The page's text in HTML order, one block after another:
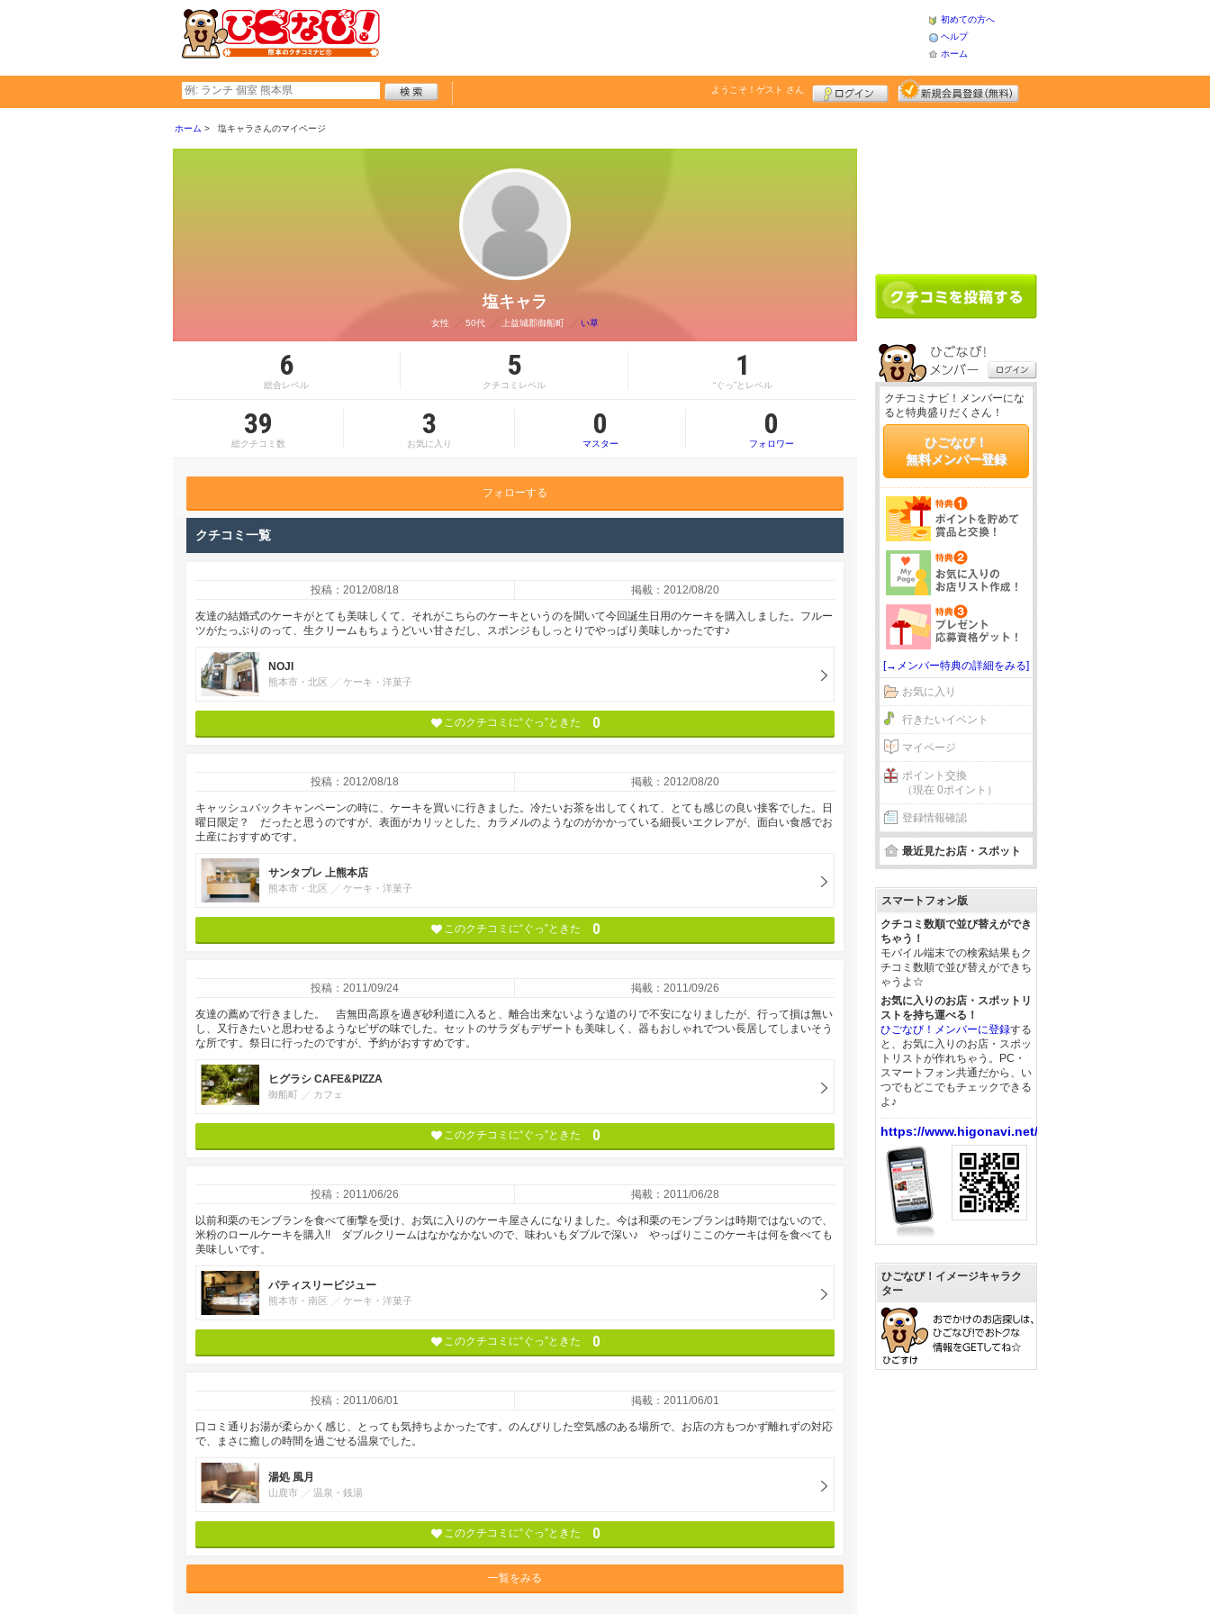
初めての方へ
ヘルプ
ホーム
ようこそ！ ゲスト さん
ホーム 塩キャラさんのマイページ
塩キャラ
女性 50代 上益城郡御船町 い草
6
総合レベル
5
クチコミレベル
1
“ぐっ”とレベル
39
総クチコミ数
3
お気に入り
0
マスター
0
フォロワー
フォローする
クチコミ一覧
投稿：2012/08/18 掲載：2012/08/20
友達の結婚式のケーキがとても美味しくて、それがこちらのケーキというのを聞いて今回誕生日用のケーキを購入しました。フルー
ツがたっぷりのって、生クリームもちょうどいい甘さだし、スポンジもしっとりでやっぱり美味しかったです♪
NOJI
熊本市・北区 ケーキ・洋菓子
このクチコミに“ぐっ”ときた 0
投稿：2012/08/18 掲載：2012/08/20
キャッシュバックキャンペーンの時に、ケーキを買いに行きました。冷たいお茶を出してくれて、とても感じの良い接客でした。日
曜日限定？ だったと思うのですが、表面がカリッとした、カラメルのようなのがかかっている細長いエクレアが、面白い食感でお
土産におすすめです。
サンタプレ 上熊本店
熊本市・北区 ケーキ・洋菓子
このクチコミに“ぐっ”ときた 0
投稿：2011/09/24 掲載：2011/09/26
友達の薦めで行きました。 吉無田高原を過ぎ砂利道に入ると、離合出来ないような道のりで不安になりましたが、行って損は無い
し、又行きたいと思わせるようなピザの味でした。セットのサラダもデザートも美味しく、器もおしゃれでつい長居してしまいそう
な所です。祭日に行ったのですが、予約がおすすめです。
ヒグラシ CAFE&PIZZA
御船町 カフェ
このクチコミに“ぐっ”ときた 0
投稿：2011/06/26 掲載：2011/06/28
以前和栗のモンブランを食べて衝撃を受け、お気に入りのケーキ屋さんになりました。今は和栗のモンブランは時期ではないので、
米粉のロールケーキを購入!! ダブルクリームはなかなかないので、味わいもダブルで深い♪ やっぱりここのケーキは何を食べても
美味しいです。
パティスリービジュー
熊本市・南区 ケーキ・洋菓子
このクチコミに“ぐっ”ときた 0
投稿：2011/06/01 掲載：2011/06/01
口コミ通りお湯が柔らかく感じ、とっても気持ちよかったです。のんびりした空気感のある場所で、お店の方もつかず離れずの対応
で、まさに癒しの時間を過ごせる温泉でした。
湯処 風月
山鹿市 温泉・銭湯
このクチコミに“ぐっ”ときた 0
一覧をみる
クチコミナビ！メンバーにな
ると特典盛りだくさん！
ひごなび！
無料メンバー登録
[→メンバー特典の詳細をみる]
お気に入り
行きたいイベント
マイページ
ポイント交換
（現在 0ポイント）
登録情報確認
最近見たお店・スポット
スマートフォン版
クチコミ数順で並び替えができ
ちゃう！
モバイル端末での検索結果もク
チコミ数順で並び替えができち
ゃうよ☆
お気に入りのお店・スポットリ
ストを持ち運べる！
ひごなび！メンバーに登録する
と、お気に入りのお店・スポッ
トリストが作れちゃう。PC・
スマートフォン共通だから、い
つでもどこでもチェックできる
よ♪
https://www.higonavi.net/
ひごなび！イメージキャラク
ター